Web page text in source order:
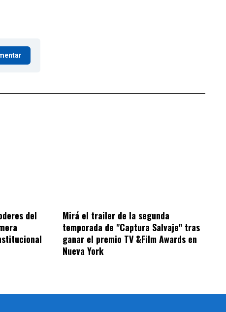
del
Mirá el trailer de la segunda
temporada de "Captura Salvaje" tras
ganar el premio TV &Film Awards en
Nueva York